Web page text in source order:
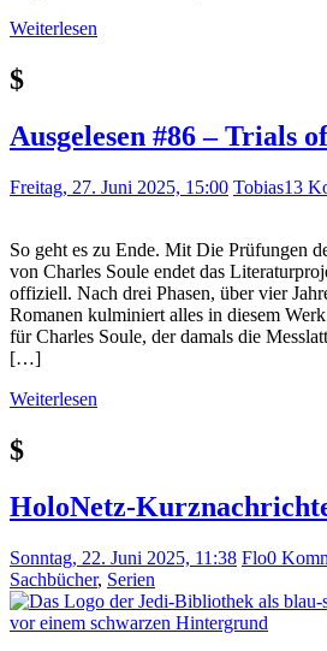
Weiterlesen
$
Ausgelesen #86 – Trials
Freitag, 27. Juni 2025, 15:00 Tobias13
So geht es zu Ende. Mit Die Prüfungen
von Charles Soule endet das
offiziell. Nach drei Phasen, über vier
Romanen kulminiert alles in diesem
für Charles Soule, der damals die
[…]
Weiterlesen
$
HoloNetz-
Sonntag, 22. Juni 2025, 11:38 Flo0
Sachbücher, Serien